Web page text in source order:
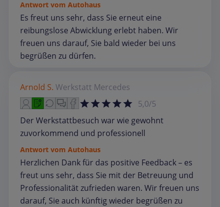
Antwort vom Autohaus
Es freut uns sehr, dass Sie erneut eine
reibungslose Abwicklung erlebt haben. Wir
freuen uns darauf, Sie bald wieder bei uns
begrüßen zu dürfen.
Arnold S. Werkstatt Mercedes
5,0/5
Der Werkstattbesuch war wie gewohnt
zuvorkommend und professionell
Antwort vom Autohaus
Herzlichen Dank für das positive Feedback – es
freut uns sehr, dass Sie mit der Betreuung und
Professionalität zufrieden waren. Wir freuen uns
darauf, Sie auch künftig wieder begrüßen zu